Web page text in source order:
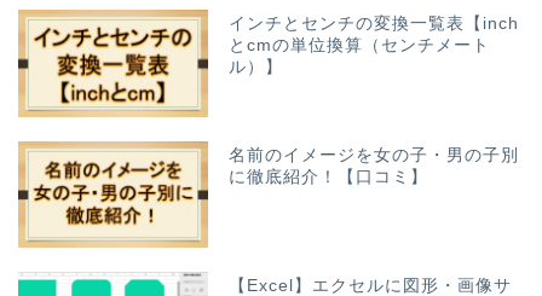
インチとセンチの変換一覧表【inch
とcmの単位換算（センチメート
ル）】
名前のイメージを女の子・男の子別
に徹底紹介！【口コミ】
【Excel】エクセルに図形・画像サ